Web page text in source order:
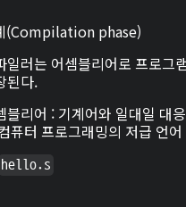
(Compilation phase)
일러는 어셈블리어로 프로그
된다.
블리어 : 기계어와 일대일 대
퓨터 프로그래밍의 저급 언어
hello.s